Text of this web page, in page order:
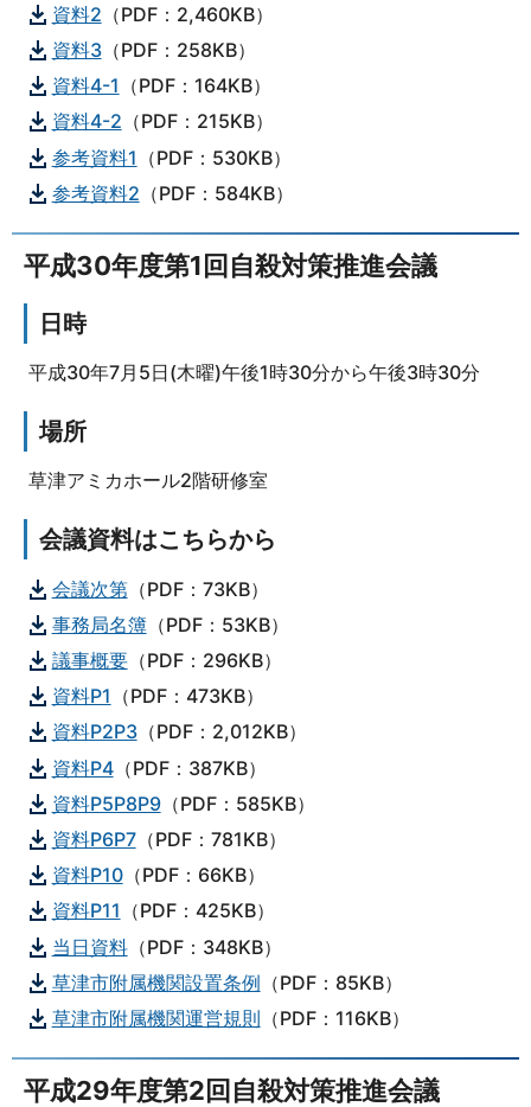
資料2 （PDF：2,460KB）
資料3（PDF：258KB）
資料4-1 （PDF：164KB）
資料4-2 （PDF：215KB）
参考資料1 （PDF：530KB）
参考資料2 （PDF：584KB）
平成30年度第1回自殺対策推進会議
日時
平成30年7月5日(木曜)午後1時30分から午後3時30分
場所
草津アミカホール2階研修室
会議資料はこちらから
会議次第（PDF：73KB）
事務局名簿（PDF：53KB）
議事概要（PDF：296KB）
資料P1 （PDF：473KB）
資料P2P3（PDF：2,012KB）
資料P4（PDF：387KB）
資料P5P8P9（PDF：585KB）
資料P6P7（PDF：781KB）
資料P10（PDF：66KB）
資料P11 （PDF：425KB）
当日資料（PDF：348KB）
草津市附属機関設置条例 （PDF：85KB）
草津市附属機関運営規則 （PDF：116KB）
平成29年度第2回自殺対策推進会議